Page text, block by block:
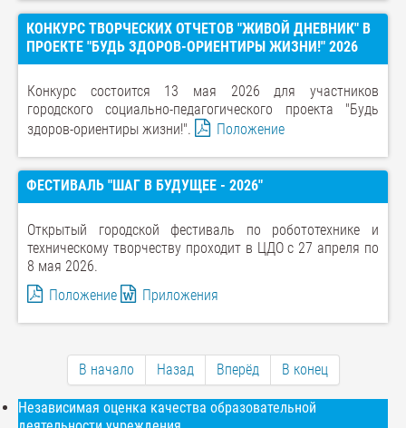
КОНКУРС ТВОРЧЕСКИХ ОТЧЕТОВ "ЖИВОЙ ДНЕВНИК" В
ПРОЕКТЕ "БУДЬ ЗДОРОВ-ОРИЕНТИРЫ ЖИЗНИ!" 2026
Конкурс состоится 13 мая 2026 для участников
городского социально-педагогического проекта "Будь
здоров-ориентиры жизни!".
Положение
ФЕСТИВАЛЬ "ШАГ В БУДУЩЕЕ - 2026"
Открытый городской фестиваль по робототехнике и
техническому творчеству проходит в ЦДО с 27 апреля по
8 мая 2026.
Положение
Приложения
В начало Назад Вперёд В конец
Независимая оценка качества образовательной